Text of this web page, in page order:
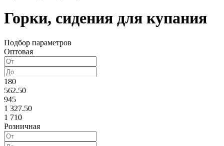
Горки, сидения для купания
Подбор параметров
Оптовая
180
562.50
945
1 327.50
1 710
Розничная